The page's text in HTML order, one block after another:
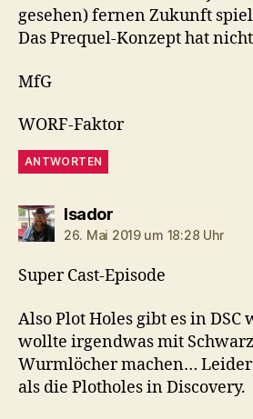
gesehen) fernen Zukunft
Das Prequel-Konzept hat
MfG
WORF-Faktor
ANTWORTEN
Isadorsagt:
26. Mai 2019 um 18:28 Uhr
Super Cast-Episode
Also Plot Holes gibt es in
wollte irgendwas mit
Wurmlöcher machen…
als die Plotholes in Discovery.